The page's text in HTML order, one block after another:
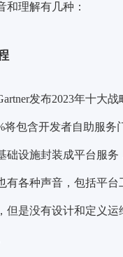
和理解有几种：
发布2023年十大
将包含开发者自助服务
础设施封装成平台服务
有各种声音，包括平
但是没有设计和定义